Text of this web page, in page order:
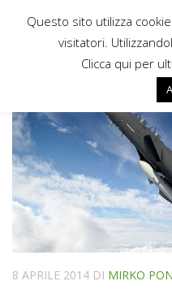
Sotto il contenuto
PHANTOM WORKS
8 APRILE 2014 DI MIRKO
Questo sito utilizza
visitatori.
Clicca qui per